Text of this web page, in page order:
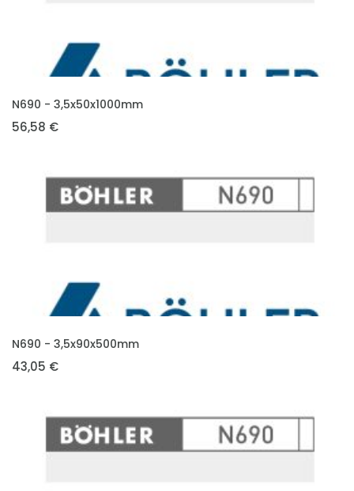
VLOŽIT DO KOŠÍKU
N690 - 3,5x50x1000mm
56,58 €
VLOŽIT DO KOŠÍKU
N690 - 3,5x90x500mm
43,05 €